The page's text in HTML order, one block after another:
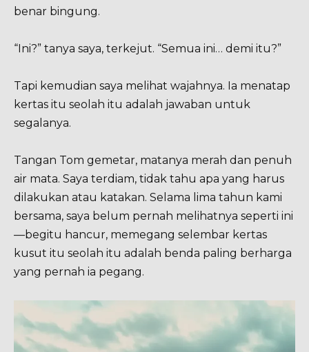
benar bingung.
“Ini?” tanya saya, terkejut. “Semua ini… demi itu?”
Tapi kemudian saya melihat wajahnya. Ia menatap
kertas itu seolah itu adalah jawaban untuk
segalanya.
Tangan Tom gemetar, matanya merah dan penuh
air mata. Saya terdiam, tidak tahu apa yang harus
dilakukan atau katakan. Selama lima tahun kami
bersama, saya belum pernah melihatnya seperti ini
—begitu hancur, memegang selembar kertas
kusut itu seolah itu adalah benda paling berharga
yang pernah ia pegang.